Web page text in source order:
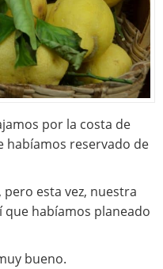
por la costa de
habíamos reservado de
esta vez, nuestra
habíamos planeado
bueno.